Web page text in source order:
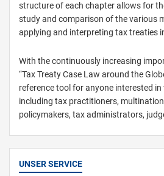
structure of each chapter allows for
study and comparison of the various
applying and interpreting tax treaties
With the continuously increasing
“Tax Treaty Case Law around the
reference tool for anyone interested
including tax practitioners,
policymakers, tax administrators,
UNSER SERVICE